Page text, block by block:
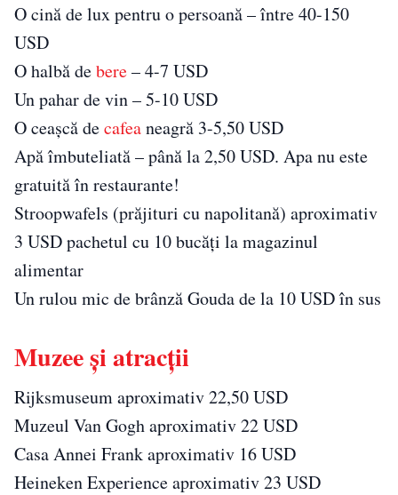
O cină de lux pentru o persoană – între 40-150
USD
O halbă debere– 4-7 USD
Un pahar de vin – 5-10 USD
O ceașcă decafeaneagră 3-5,50 USD
Apă îmbuteliată – până la 2,50 USD. Apa nu este
gratuită în restaurante!
Stroopwafels (prăjituri cu napolitană) aproximativ
3 USD pachetul cu 10 bucăți la magazinul
alimentar
Un rulou mic de brânză Gouda de la 10 USD în sus
Muzee și atracții
Rijksmuseum aproximativ 22,50 USD
Muzeul Van Gogh aproximativ 22 USD
Casa Annei Frank aproximativ 16 USD
Heineken Experience aproximativ 23 USD